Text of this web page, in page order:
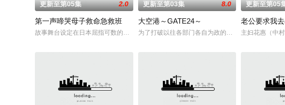
更新至第05集 2.0
第一声啼哭母子救命急救班
故事舞台设定在日本屈指可数的顶级豪华医院“圣菲奥娜医院”。少子化、医生短缺、地
更新至第03集 8.0
大空港～GATE24～
为了打破以往各部门各自为政的死板规矩，内阁官房
更新至第05
老公要求我
主妇花惠（中